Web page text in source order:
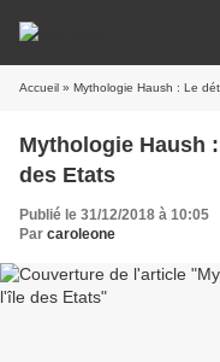
Accueil » Mythologie Haush : Le
Mythologie Haush : Le détroit de Le Maire et l'île
des Etats
Publié le 31/12/2018 à 10:05
Par caroleone